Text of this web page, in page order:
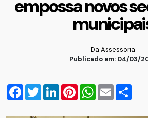
empossa novos
Da Assessoria
Publicado em: 04/03/
Facebook
TwitterLinkedInPinterestWhatsApp
Email